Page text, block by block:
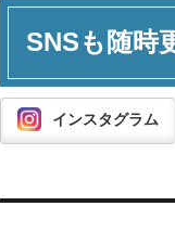
SNSも随時
インスタグラム